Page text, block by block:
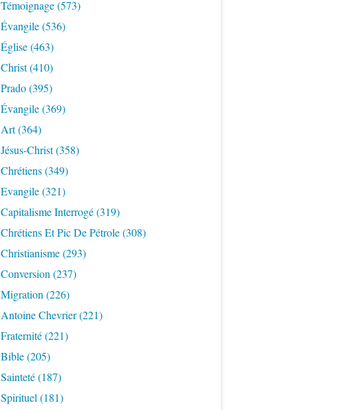
Témoignage(573)
Évangile(536)
Église(463)
Christ(410)
Prado(395)
Évangile(369)
Art(364)
Jésus-Christ(358)
Chrétiens(349)
Evangile(321)
Capitalisme Interrogé(319)
Chrétiens Et Pic De Pétrole(308)
Christianisme(293)
Conversion (237)
Migration (226)
Antoine Chevrier(221)
Fraternité(221)
Bible(205)
Sainteté(187)
Spirituel (181)